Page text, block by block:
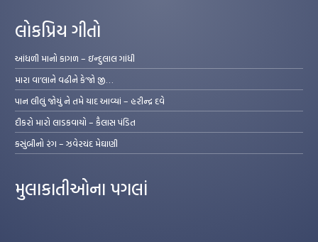
લોકપ્રિય ગીતો
આંધળી માનો કાગળ – ઇન્દુલાલ ગાંધી
મારા વા’લાને વઢીને કે’જો જી…
પાન લીલું જોયું ને તમે યાદ આવ્યાં – હરીન્દ્ર દવે
દીકરો મારો લાડકવાયો – કૈલાસ પંડિત
કસુંબીનો રંગ – ઝવેરચંદ મેઘાણી
મુલાકાતીઓના પગલાં